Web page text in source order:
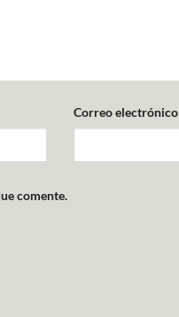
Correo electrónico
comente.